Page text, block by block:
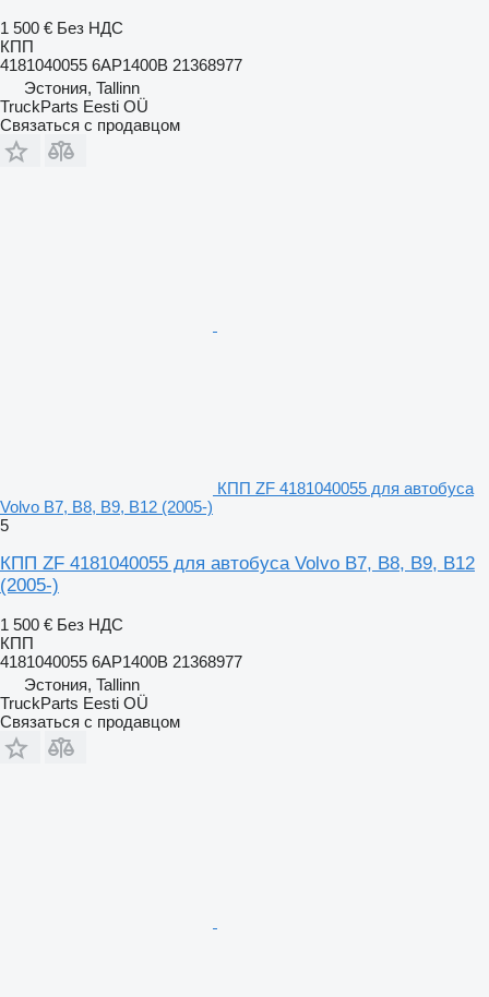
1 500 € Без НДС
КПП
4181040055 6AP1400B 21368977
Эстония, Tallinn
TruckParts Eesti OÜ
Связаться с продавцом
КПП ZF 4181040055 для автобуса
Volvo B7, B8, B9, B12 (2005-)
5
КПП ZF 4181040055 для автобуса Volvo B7, B8, B9, B12
(2005-)
1 500 € Без НДС
КПП
4181040055 6AP1400B 21368977
Эстония, Tallinn
TruckParts Eesti OÜ
Связаться с продавцом